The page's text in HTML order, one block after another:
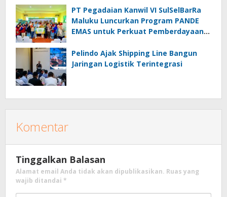
PT Pegadaian Kanwil VI SulSelBarRa
Maluku Luncurkan Program PANDE
EMAS untuk Perkuat Pemberdayaan
Pelindo Ajak Shipping Line Bangun
Jaringan Logistik Terintegrasi
Komentar
Tinggalkan Balasan
Alamat email Anda tidak akan dipublikasikan. Ruas yang
wajib ditandai *